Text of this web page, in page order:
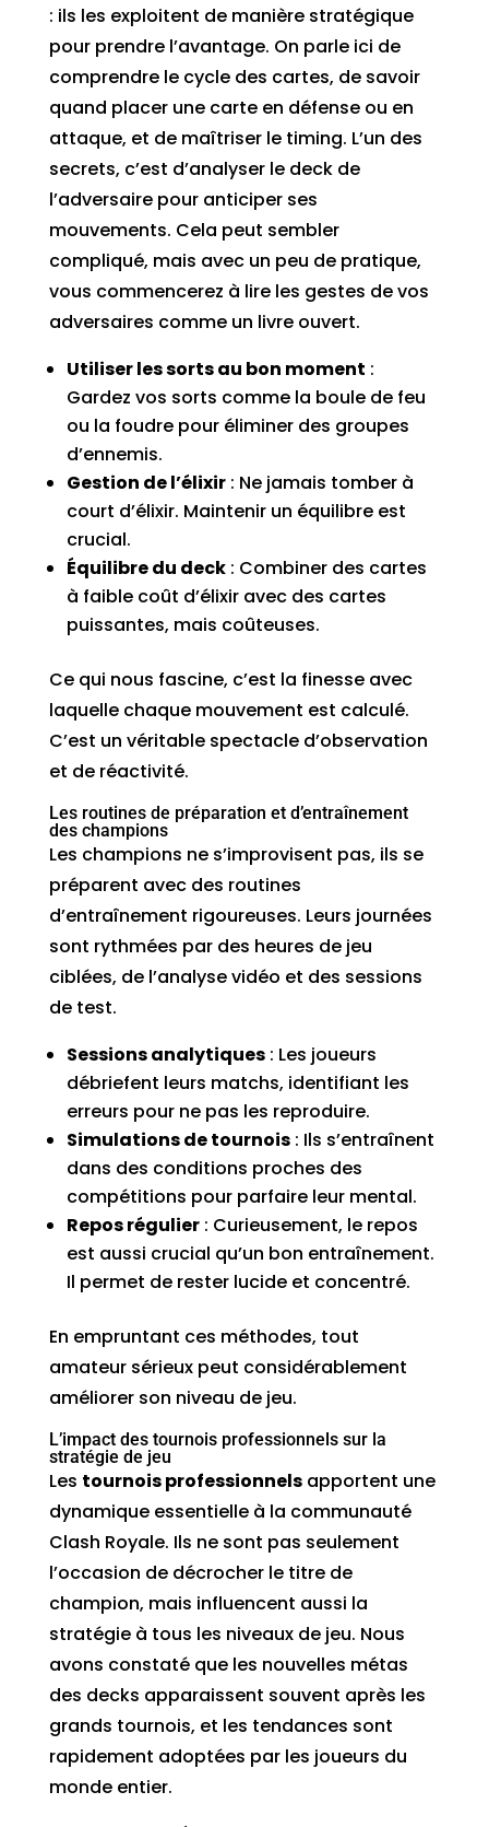
: ils les exploitent de manière stratégique
pour prendre l’avantage. On parle ici de
comprendre le cycle des cartes, de savoir
quand placer une carte en défense ou en
attaque, et de maîtriser le timing. L’un des
secrets, c’est d’analyser le deck de
l’adversaire pour anticiper ses
mouvements. Cela peut sembler
compliqué, mais avec un peu de pratique,
vous commencerez à lire les gestes de vos
adversaires comme un livre ouvert.
Utiliser les sorts au bon moment :
Gardez vos sorts comme la boule de feu
ou la foudre pour éliminer des groupes
d’ennemis.
Gestion de l’élixir: Ne jamais tomber à
court d’élixir. Maintenir un équilibre est
crucial.
Équilibre du deck: Combiner des cartes
à faible coût d’élixir avec des cartes
puissantes, mais coûteuses.
Ce qui nous fascine, c’est la finesse avec
laquelle chaque mouvement est calculé.
C’est un véritable spectacle d’observation
et de réactivité.
Les routines de préparation et d’entraînement
des champions
Les champions ne s’improvisent pas, ils se
préparent avec des routines
d’entraînement rigoureuses. Leurs journées
sont rythmées par des heures de jeu
ciblées, de l’analyse vidéo et des sessions
de test.
Sessions analytiques: Les joueurs
débriefent leurs matchs, identifiant les
erreurs pour ne pas les reproduire.
Simulations de tournois: Ils s’entraînent
dans des conditions proches des
compétitions pour parfaire leur mental.
Repos régulier: Curieusement, le repos
est aussi crucial qu’un bon entraînement.
Il permet de rester lucide et concentré.
En empruntant ces méthodes, tout
amateur sérieux peut considérablement
améliorer son niveau de jeu.
L’impact des tournois professionnels sur la
stratégie de jeu
Les tournois professionnelsapportent une
dynamique essentielle à la communauté
Clash Royale. Ils ne sont pas seulement
l’occasion de décrocher le titre de
champion, mais influencent aussi la
stratégie à tous les niveaux de jeu. Nous
avons constaté que les nouvelles métas
des decks apparaissent souvent après les
grands tournois, et les tendances sont
rapidement adoptées par les joueurs du
monde entier.